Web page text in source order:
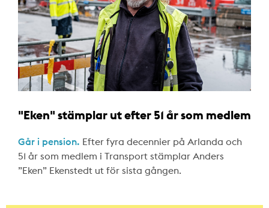
"Eken" stämplar ut efter 51 år som medlem
Går i pension. Efter fyra decennier på Arlanda och
51 år som medlem i Transport stämplar Anders
”Eken” Ekenstedt ut för sista gången.